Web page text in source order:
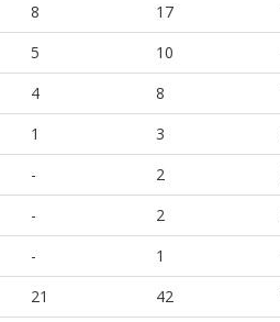
8 17
5 10
4 8
1 3
- 2
- 2
- 1
21 42